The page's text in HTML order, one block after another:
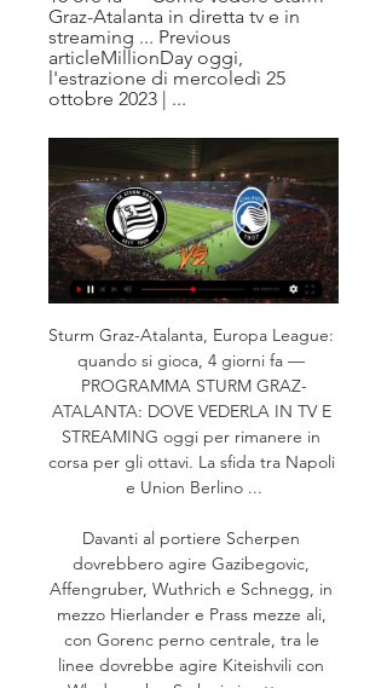
Graz-Atalanta in diretta tv e in
streaming ... Previous
articleMillionDay oggi,
l'estrazione di mercoledì 25
ottobre 2023 | ...
Sturm Graz-Atalanta, Europa League: quando si gioca, 4 giorni fa — PROGRAMMA STURM GRAZ-ATALANTA: DOVE VEDERLA IN TV E STREAMING oggi per rimanere in corsa per gli ottavi. La sfida tra Napoli e Union Berlino ...

Davanti al portiere Scherpen dovrebbero agire Gazibegovic, Affengruber, Wuthrich e Schnegg, in mezzo Hierlander e Prass mezze ali, con Gorenc perno centrale, tra le linee dovrebbe agire Kiteishvili con Wlodarczyk e Sarkaria in attacco. Nell’Atalanta fuori Touré, infortunato di lungo corso, a cui si è aggiunto Palomino per una lesione di primo grado alla coscia, per cui Gasperini dovrebbe schierare Scalvini, Djimsiti e Kolasinac dietro, la corsa di Zappacosta e Ruggeri in fascia, con De Roon ed Ederson in mezzo, tra le linee Pasalic a sostegno di Scamacca e Lookman. Sturm Graz (4-3-1-2): Scherpen; Gazibegovic, Affengruber, Wuthrich, Schnegg; Hierlander, Gorenc, Prass; Kiteishvili; Wlodarczyk, Sarkaria. 

Sturm Graz-Atalanta: Pronostico Europa League 26.10.2023 1 giorno fa — Sturm Graz-Atalanta, Europa League: diretta tv, formazioni e pronostici Sturm Graz e Atalanta si sfidano nella fase a gironi di UEFA Europa ...

giornata ACR Messina 18:30 Brindisi Foggia 20:45 Benevento Potenza Sorrento Serie C - Girone B Ancona Arezzo Carrarese Pineto Pontedera Vis Pesaro Rimini Lucchese SPAL Sestri Levante Recanatese Perugia Virtus Entella Cesena SuperLiga 5. giornata FCV Farul 19:00 UTA Arad efbet Liga 15. giornata Botev Plovdiv 11:30 Loko Sofia Cherno More 14:00 Pirin CSKA 1948 16:30 Loko Plovdiv Campeonato Brasileiro Série A 29. giornata Fluminense 5:3 Goiás RB Bragantino 1:2 Atlético-MG Athletico-PR 3:2 América-MG Palmeiras 5:0 São Paulo Cruzeiro 3:0 EC Bahia 98. minuto Grêmio Flamengo Cuiabá-MT 0:1 Corinthians Liga MX Apertura 64. minuto Monterrey Club Tijuana Formazioni ufficiali FC Juárez 05:06 San Luis Liga Dimayor Finalización 19. giornata Pereira 0:2 Junior FC Saudi Pro League 11. giornata Al-Khaleej 17:00 Al-Taawoun Damac FC Al-Okhdood Al-Ittihad Club 20:00 Al-Hazem Liga de Expansión MX Apertura 63. 

Live Sturm Graz - Atalanta - Europa League - Eurosport Seguite Europa League in diretta la partita di Calcio tra Sturm Graz e Atalanta su Eurosport. La partita inizia alle 18:45 del 26 ottobre 2023.

Sport - Now Tv Prossime dirette Champions League · Celtic - Atletico Madrid (diretta). Logo canale di Sky Sport 253 ; Prossime dirette Europa League · Sturm Graz - Atalanta ( ...

Sturm Graz-Atalanta, streaming gratis e diretta tv SKY o 1 giorno fa — Vincere per ipotecare la qualificazione. informazioni, probabili formazioni e dove seguire in diretta Sturm Graz-Atalanta.

Incontri in diretta (oggi)Lunedì 16. 10 Martedì 17. 10 Mercoledì 18. 10 Giovedì 19. 10 Venerdì 20. 10 Sabato 21. 10 Domenica 22. 10 Lunedì 23. 10 24. 10 25. 10 26. 10 27. 10 28. 10 29. 10 30. 10 31. 10 01. 11 02. 11 03. 11 04. 11 Europa League Fase a gironi Olympiacos 18:45 West Ham Utd. FK TSC Friburgo Marsiglia AEK Atene Sparta Praga Glasgow Rangers Aris Limassol Real Betis Sturm Graz Atalanta Rakow Sporting CP Molde Häcken Villarreal CF 21:00 Maccabi Haifa Brighton Ajax Liverpool Tolosa Union SG LASK Panathinaikos Stade Rennes Roma Slavia Praga FC Sheriff Servette FC Leverkusen Qarabag FK UEFA Europa Conference League M. Tel Aviv Zorya Lugansk KÍ Klaksvík NK Olimpia KAA Gent Breidablik FC Ballkani FC Astana FC Lugano Club Bruges AZ Alkmaar Aston Villa Fenerbahce Ludogorets Lille Slo. Bratislava Bodø/Glimt Besiktas Dinamo Zagabria Viktoria Plzen Zrinjski Mostar Legia Varsavia Fiorentina FK Cukaricki KRC Genk Ferencváros Francoforte HJK Helsinki Aberdeen FC PAOK Salonicco Spartak Trnava Nordsjaelland Serie C - Girone C 10. 

minuto Tepatitlán 2:0 Oaxaca Dorados Sinaloa 05:05 Celaya Copa de la Liga Profesional de Fútbol River Plate Independiente Primera División Apertura 61. minuto FAS 0:0 Alianza FC Copa División Profesional Ind. Petrolero Club Blooming Liga FUTVE Playoffs 2. giornata Táchira Portuguesa FC AFC Cup Central Coast 10:00 Bali United Terengganu FC Stallion FC Futuro 12:00 Tainan City Phnom Penh Macarthur Cebu FC Shan United MUST CPK FC Ulaanbaatar Ravshan Kulob 16:00 Abdish-Ata Kant Merw 18:00 FK Altyn Asyr Persha Liga 14. giornata Girnyk-Sport FK Viktoriya Bardsragujn chumb 13. giornata Shirak Gyumri FC Noah DStv Premiership SuperSport Utd. 

Ci sarà ambiente caldo e partita ad alta intensità per la Dea contro una squadra che in campionato ha vinto 8 partite su 11, con 20 gol segnati e 7 subiti, e da 6 vittorie consecutive tra campionato, Europa League e coppa d’Austria. L’ultima sconfitta risale proprio al primo match di Europa League quando a Graz lo Sporting vinse 1-2 a fatica e in rimonta con due gol nell’ultimo quarto d’ora. Insomma, squadra da non sottovalutare. L’Atalanta ha invece riscattato la sconfitta di Roma con la Lazio per tre a due vincendo l’ultimo match di campionato contro il Genoa e posizionandosi al sesto posto a quota 16, a meno sei dalla vetta e a meno uno dal quarto posto occupato dal Napoli. 

In campo avremo la misura della difficoltà della gara”. Davanti probabile la coppia Lookman-Scamacca, il primo reduce da un bel gol contro il Genoa, il secondo dalla marcatura a Wembley in nazionale: “Il gol con l’Italia ha galvanizzato Scamacca - la chiosa di Gasp - Gli ha dato morale ed è sempre una bela spinta. Anche col Genoa ha giocato bene anche se non è al meglio della condizione, ma la troverà giocando in partita. Gli serve continuità per dimostrare le sue potenzialità che per me sono elevate”. Orari e dove vederla in tv La partita tra Sturm Graz e Atalanta si giocherà giovedì 26 ottobre alle ore 18. 45 allo stadio UPC Arena di Graz. 

Cinque vittorie, un pareggio e tre sconfitte per la Dea in Serie A con 15 gol fatti e 8 subiti Probabili formazioni L’allenatore Christian Ilzer dello Sturm Graz ha dimostrato in questo avvio di stagione di alternare moduli e uomini, scegliendo sempre una difesa a quattro ma svariando dal 4-2-3-1, al 4-4-2 e anche al 4-3-1-2. 

Atalanta (3-4-1-2): Musso; Scalvini, Djimsiti, Kolasinac; Zappacosta, De Roon, Ederson, Ruggeri; Pasalic; Scamacca, Lookman. Precedenti Non ci sono precedenti tra le due squadre. L’Atalanta nella sua storia vanta solo due partite contro squadra austriache e risalgono agli anni ’60: era la Mitropacup del 1968 quando al primo turno la Dea venne eliminata dall’Austria Vienna. All’andata in Austria successo nerazzurro per 1-2 con Dell’Angelo e Savoldi, ma al ritorno i viennesi passarono 0-2 con doppietta di Fiala. Lo Sturm Graz ha invece giocato 12 partite contro squadre italiane, quattro con la Lazio, due con l’Inter, due con il Parma, due con il Verona e due con la Juve. 

quote Sturm Graz Atalanta: il pronostico vincente sulla Dea 13 ore fa — Sturm Graz-Atalanta, la presentazione. L'Atalanta è a punteggio pieno dopo le Scommesse Live · Scommesse Calcio · Scommesse Serie A ...

Sarà dunque ambiente caldo a Graz, contro una squadra intensa e ben preparata. Servirà la miglior Atalanta possibile: “Sono abituati a giocare in Europa, noi veniamo da due vittorie ma credo che il girone sarà aperto fino all’ultima giornata. Non possiamo fare calcoli”, il diktat di Gasp. Il tecnico è consapevole che si renderà necessario pareggiare l’agonismo degli austriaci e giocare partita pari sul ritmo: “Dovremo stare molto attenti perché loro giocano a ritmo alto, ci servirà essere presenti fin dall’inizio - l’analisi dell’allenatore - Sarà match equilibrato in cui dovremo sbagliare poco e in più si renderà necessario leggere bene ogni situazione di gioco. 

Gli ultimi precedenti sono della stagione scorsa in Europa League nel girone F, dove gli austriaci hanno affrontato due volte la Lazio, pareggiando due a due all’Olimpico e zero a zero a Graz. In 12 precedenti con squadre italiane lo Sturm Graz ha vinto una sola volta il 12 dicembre 2002 sempre con la Lazio all’Olimpico per zero a uno nella fase a gironi, mentre sono ben 6 le sconfitte. Le parole di Gasperini Molto prudente nelle dichiarazioni della viglia Gian Piero Gasperini. Il tecnico della Dea non si fida dei pronostici e soprattutto non si fida dello Sturm Graz, squadra prima in Austria e capace di giocare sempre su ritmi alti: “Sono una squadra equilibrata su tutti i reparti - le sue parole in conferenza - Si sono riscattati vincendo in Polonia e penso che sarà una partita equilibrata in cui entrambe le squadra cercheranno di vincere”. 

Sturm Graz-Atalanta in tv, dove vederla e le probabili formazioniEuropa League, bergamaschi in testa al girone e a caccia di punti a Graz. Gli austriaci sono primi in campionato e arrivano dalla vittoria contro il RakowBergamo, 25 ottobre 2023 – Atalanta in testa al girone D di Europa League a punteggio pieno. Non era scontato. Dopo la vittoria interna contro il Rakow, che si è dimostrata, per ora, squadra più debole del girone, è arrivato il prezioso, quanto prestigioso, sacco di Lisbona con il due a uno contro lo Sporting. Sei punti per la Dea che giovedì 26 ottobre farà visita allo Sturm in quel di Graz, contro la squadra che ora comanda il campionato austriaco con 4 punti di vantaggio sul Red Bull Salisburgo battuto a San Siro dall’Inter in Champions League. Partita fondamentale, anche perché lo Sporting Lisbona, che insegue a 3 proprio con gli austriaci, avrà la trasferta contro il Rakow che potrebbe fornire tre preziosi punti. Anche per lo Sturm Graz la partita riveste una importanza rilevante se vorrà rimanere in gioco fino alla fine per il passaggio del turno. 

Dove vedere Sturm Graz-Atalanta in tv e in streaming 20 ore fa — Ritorna l'Europa League e l'Atalanta è chiamata subito a riconfermarsi nella sfida contro lo STurm Graz in Austria di giovedì.

Dove vedere Sturm Graz-Atalanta in diretta TV, Streaming 1 giorno fa — La partita si giocherà stadio “Merkur-Arena” di Graz, giovedì 26 ottobre, alle ore 18:45. Il match sarà visibile in Diretta tv su Sky Sport ...

(TRASMISSIONE IN DIRETTA) Oggi Italia U17-San Marino 1 giorno fa — 45 Zona Gol Europa - DAZN18. 45 Diretta Go